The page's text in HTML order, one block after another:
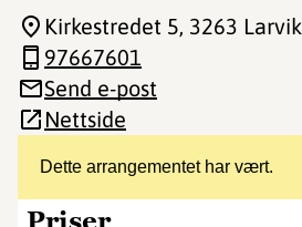
Dette arrangementet har vært.
Kirkestredet 5, 3263 Larvik
97667601
Send e-post
Nettside